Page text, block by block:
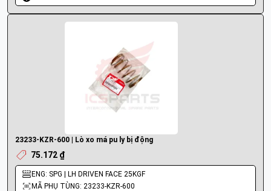
23233-KZR-600 | Lò xo má pu ly bị động
75.172 ₫
ENG: SPG | LH DRIVEN FACE 25KGF
MÃ PHỤ TÙNG: 23233-KZR-600